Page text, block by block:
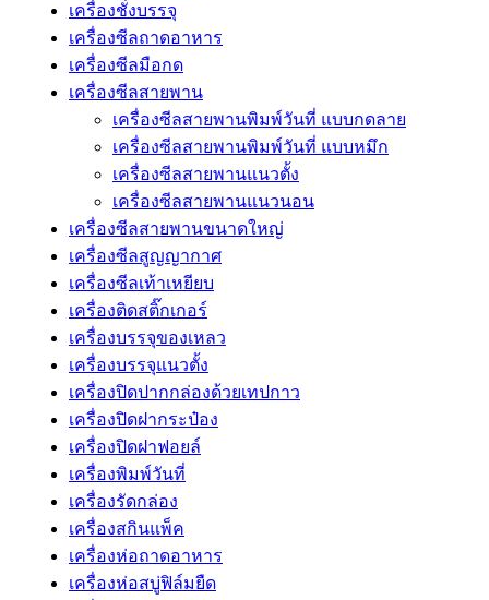
เครื่องชั่งบรรจุ
เครื่องซีลถาดอาหาร
เครื่องซีลมือกด
เครื่องซีลสายพาน
เครื่องซีลสายพานพิมพ์วันที่ แบบกดลาย
เครื่องซีลสายพานพิมพ์วันที่ แบบหมึก
เครื่องซีลสายพานแนวตั้ง
เครื่องซีลสายพานแนวนอน
เครื่องซีลสายพานขนาดใหญ่
เครื่องซีลสูญญากาศ
เครื่องซีลเท้าเหยียบ
เครื่องติดสติ๊กเกอร์
เครื่องบรรจุของเหลว
เครื่องบรรจุแนวตั้ง
เครื่องปิดปากกล่องด้วยเทปกาว
เครื่องปิดฝากระป๋อง
เครื่องปิดฝาฟอยล์
เครื่องพิมพ์วันที่
เครื่องรัดกล่อง
เครื่องสกินแพ็ค
เครื่องห่อถาดอาหาร
เครื่องห่อสบู่ฟิล์มยืด